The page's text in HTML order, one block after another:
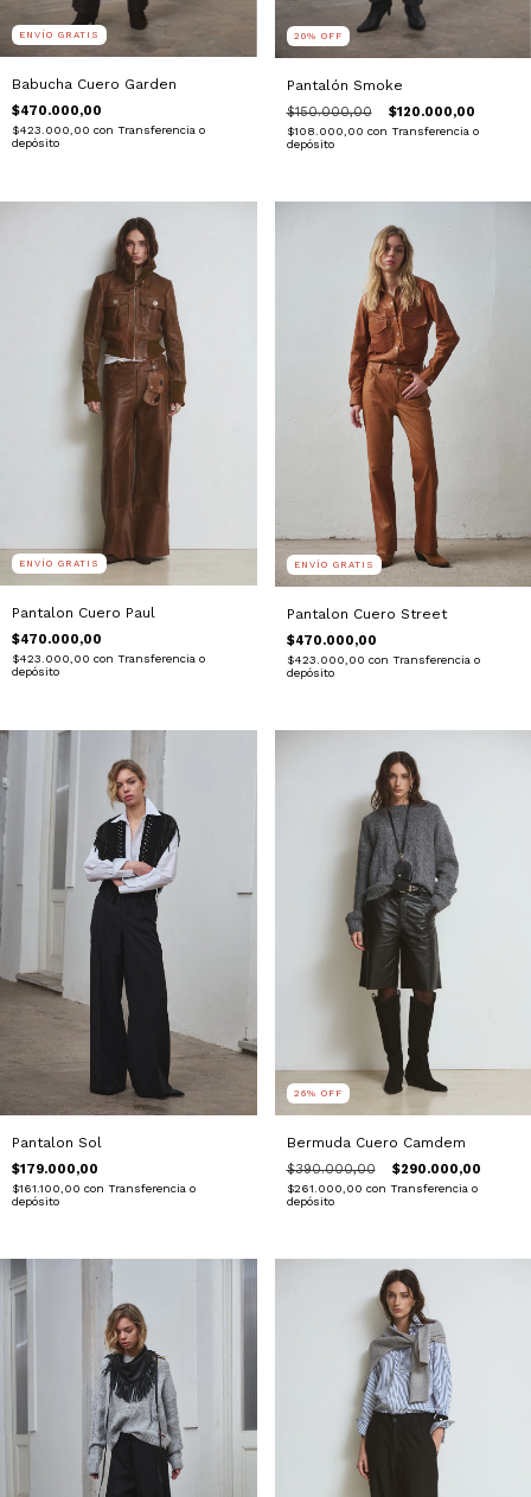
ENVÍO GRATIS
Babucha Cuero Garden
$470.000,00
$423.000,00 con Transferencia o
depósito
20% OFF
Pantalón Smoke
$150.000,00 $120.000,00
$108.000,00 con Transferencia o
depósito
ENVÍO GRATIS
Pantalon Cuero Paul
$470.000,00
$423.000,00 con Transferencia o
depósito
ENVÍO GRATIS
Pantalon Cuero Street
$470.000,00
$423.000,00 con Transferencia o
depósito
Pantalon Sol
$179.000,00
$161.100,00 con Transferencia o
depósito
26% OFF
Bermuda Cuero Camdem
$390.000,00 $290.000,00
$261.000,00 con Transferencia o
depósito